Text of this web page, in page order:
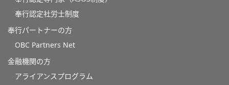
奉行認定社労士制度
奉行パートナーの方
OBC Partners Net
金融機関の方
アライアンスプログラム